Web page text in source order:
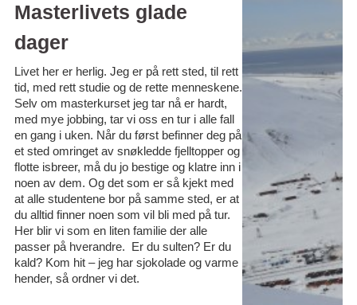
Masterlivets glade
dager
Livet her er herlig. Jeg er på rett sted, til rett
tid, med rett studie og de rette menneskene.
Selv om masterkurset jeg tar nå er hardt,
med mye jobbing, tar vi oss en tur i alle fall
en gang i uken. Når du først befinner deg på
et sted omringet av snøkledde fjelltopper og
flotte isbreer, må du jo bestige og klatre inn i
noen av dem. Og det som er så kjekt med
at alle studentene bor på samme sted, er at
du alltid finner noen som vil bli med på tur.
Her blir vi som en liten familie der alle
passer på hverandre. Er du sulten? Er du
kald? Kom hit – jeg har sjokolade og varme
hender, så ordner vi det.